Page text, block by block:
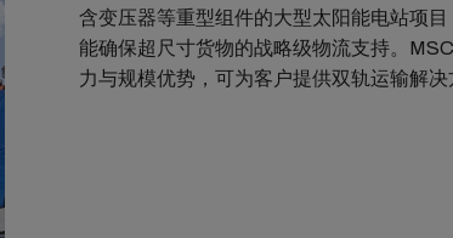
含变压器等重型组件的大型太阳能电站项
能确保超尺寸货物的战略级物流支持。
力与规模优势，可为客户提供双轨运输解决